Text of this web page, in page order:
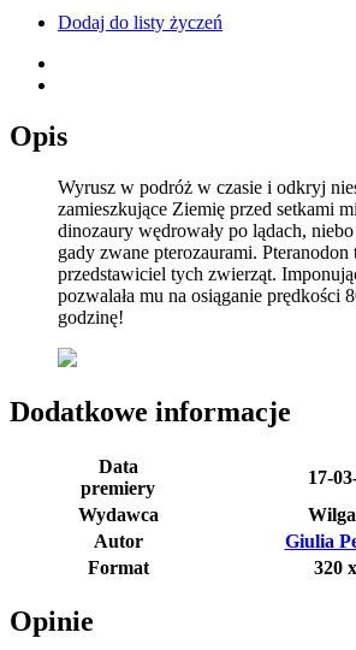
Dodaj do listy życzeń
Opis
Wyrusz w podróż w czasie i odkryj
zamieszkujące Ziemię przed setkami
dinozaury wędrowały po lądach, niebo
gady zwane pterozaurami.
przedstawiciel tych zwierząt.
pozwalała mu na osiąganie prędkości
godzinę!
Dodatkowe informacje
Data
premiery
17-
Wydawca
Autor
Giulia
Format
320
Opinie